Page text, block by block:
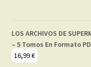
LOS ARCHIVOS DE
– 5 Tomos En Formato
16,99€